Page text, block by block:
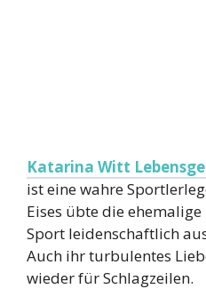
Katarina Witt
ist eine wahre
Eises übte die
Sport leidenschaftlich
Auch ihr turbulentes
wieder für Schlagzeilen.